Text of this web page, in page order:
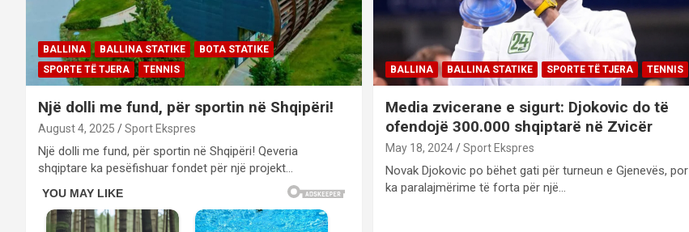
BALLINA BALLINA STATIKE
BOTA STATIKE
SPORTE TË TJERA
TENNIS
Një dolli me fund, për sportin në Shqipëri!
August 4, 2025 Sport Ekspres
Një dolli me fund, për sportin në Shqipëri! Qeveria
shqiptare ka pesëfishuar fondet për një projekt…
BALLINA BALLINA STATIKE SPORTE TË TJERA TENNIS
Media zvicerane e sigurt: Djokovic do të
ofendojë 300.000 shqiptarë në Zvicër
May 18, 2024 Sport Ekspres
Novak Djokovic po bëhet gati për turneun e Gjenevës, por
ka paralajmërime të forta për një…